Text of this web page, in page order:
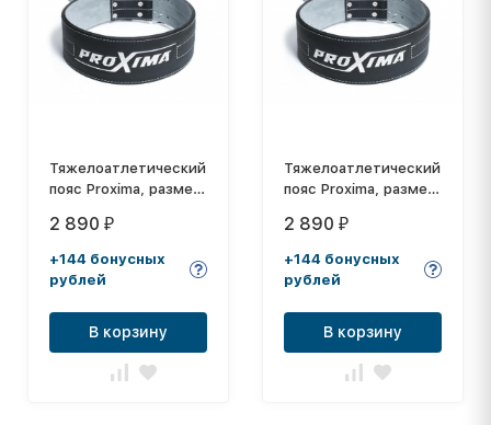
Тяжелоатлетический
пояс Proximа, размер
2 890 ₽
+144 бонусных
рублей
В корзину
Тяжелоатлетический
пояс Proximа, размер
2 890 ₽
+144 бонусных
рублей
В корзину